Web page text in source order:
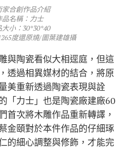
家合創作品介紹
品名稱：力士
大小：30*30*40
度還原燒/圖葉建雄攝
與陶瓷看似大相逕庭，但這
透過相異媒材的結合，將原
美重新透過陶瓷表現與詮
「力士」也是陶瓷廠建廠60
首次將木雕作品重新轉譯，
金頤對於本件作品的仔細琢
的細心調整與修飾，才能完